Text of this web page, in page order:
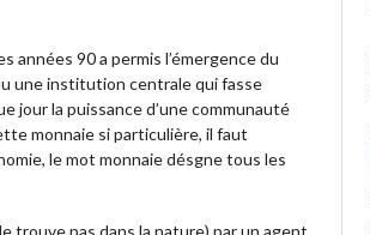
90 a permis l’émergence du
une institution centrale qui fasse
jour la puissance d’une communauté
monnaie si particulière, il faut
le mot monnaie désgne tous les
trouve pas dans la nature) par un agent